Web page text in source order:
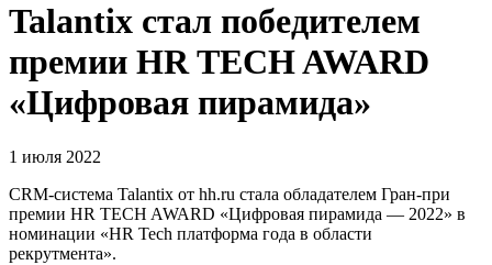
Talantix cтал победителем
премии HR TECH AWARD
«Цифровая пирамида»
1 июля 2022
CRM-система Talantix от hh.ru стала обладателем Гран-при
премии HR TECH AWARD «Цифровая пирамида — 2022» в
номинации «HR Tech платформа года в области
рекрутмента».